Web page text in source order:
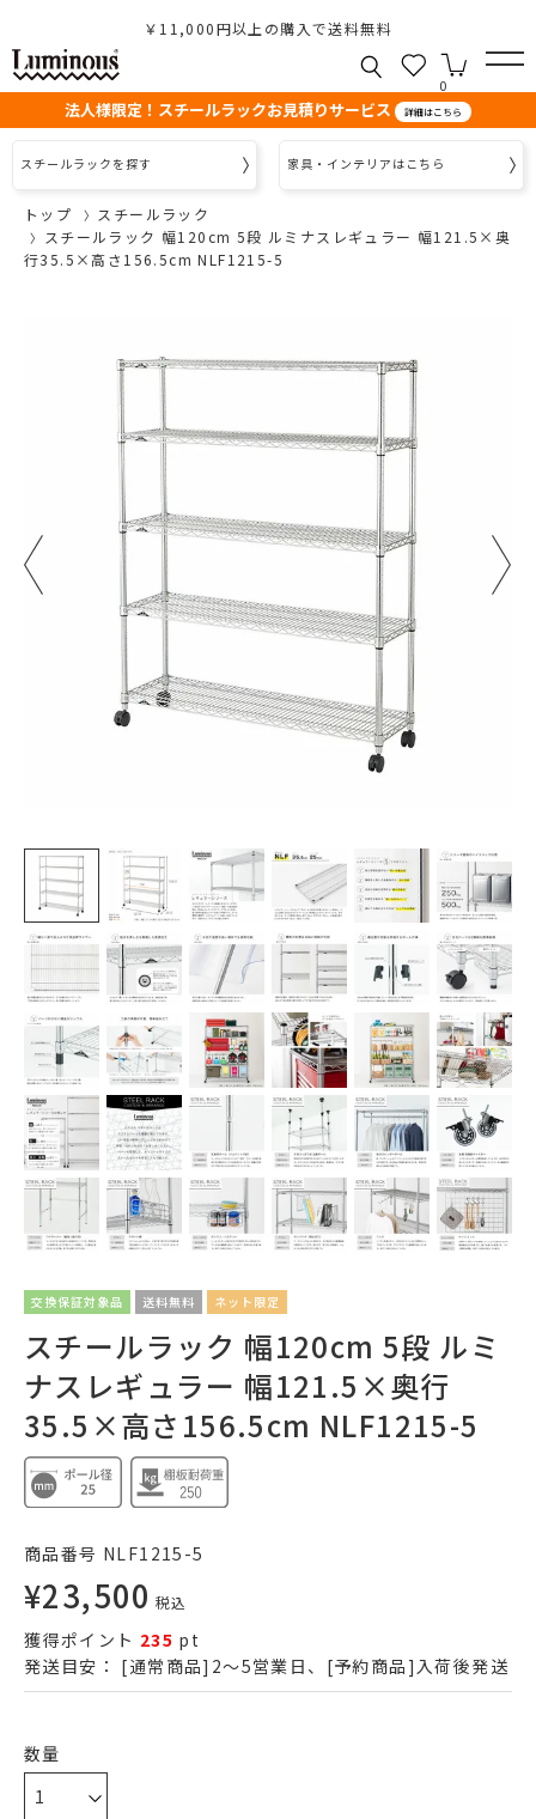
￥11,000円以上の購入で送料無料
0
法人様限定！スチールラックお見積りサービス 詳細はこちら
スチールラックを探す 家具・インテリアはこちら
トップ
スチールラック
スチールラック 幅120cm 5段 ルミナスレギュラー 幅121.5×奥
行35.5×高さ156.5cm NLF1215-5
交換保証対象品 送料無料 ネット限定
スチールラック 幅120cm 5段 ルミ
ナスレギュラー 幅121.5×奥行
35.5×高さ156.5cm NLF1215-5
商品番号 NLF1215-5
¥23,500 税込
獲得ポイント 235 pt
発送目安： [通常商品]2～5営業日、[予約商品]入荷後発送